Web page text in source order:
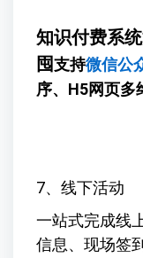
知识付费系
囤支持微信公
序、H5网页多
7、线下活动
一站式完成线
信息、现场签